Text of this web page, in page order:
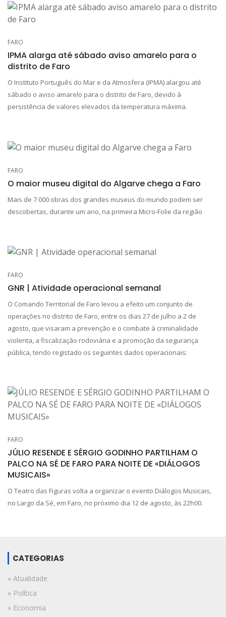
FARO
IPMA alarga até sábado aviso amarelo para o
distrito de Faro
O Instituto Português do Mar e da Atmosfera (IPMA) alargou até
sábado o aviso amarelo para o distrito de Faro, devido à
persistência de valores elevados da temperatura máxima.
FARO
O maior museu digital do Algarve chega a Faro
Mais de 7 000 obras dos grandes museus do mundo podem ser
descobertas, durante um ano, na primeira Micro-Folie da região
FARO
GNR | Atividade operacional semanal
O Comando Territorial de Faro levou a efeito um conjunto de
operações no distrito de Faro, entre os dias 27 de julho a 2 de
agosto, que visaram a prevenção e o combate à criminalidade
violenta, a fiscalização rodoviária e a promoção da segurança
pública, tendo registado os seguintes dados operacionais:
FARO
JÚLIO RESENDE E SÉRGIO GODINHO PARTILHAM O
PALCO NA SÉ DE FARO PARA NOITE DE «DIÁLOGOS
MUSICAIS»
O Teatro das Figuras volta a organizar o evento Diálogos Musicais,
no Largo da Sé, em Faro, no próximo dia 12 de agosto, às 22h00.
CATEGORIAS
» Atualidade
» Política
» Economia